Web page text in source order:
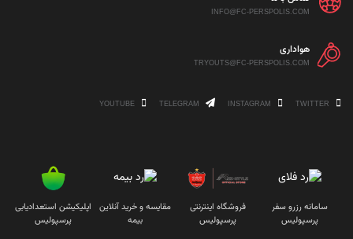
INFO@FC-PERSPOLIS.COM
هواداری
TRYOUTS@FC-PERSPOLIS.COM
سامانه رزرو سفر
پرسپولیس
فروشگاه اینترنتی
پرسپولیس
مقایسه و خرید آنلاین
بیمه
اپلیکیشن استعدادیابی
پرسپولیس